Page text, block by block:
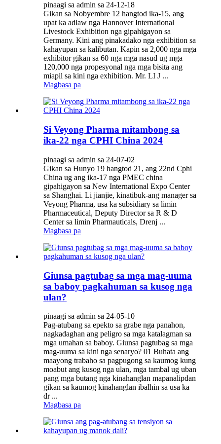
pinaagi sa admin sa 24-12-18
Gikan sa Nobyembre 12 hangtod ika-15, ang
upat ka adlaw nga Hannover International
Livestock Exhibition nga gipahigayon sa
Germany. Kini ang pinakadako nga exhibition sa
kahayupan sa kalibutan. Kapin sa 2,000 nga mga
exhibitor gikan sa 60 nga mga nasud ug mga
120,000 nga propesyonal nga mga bisita ang
miapil sa kini nga exhibition. Mr. LI J ...
Magbasa pa
Si Veyong Pharma mitambong sa
ika-22 nga CPHI China 2024
pinaagi sa admin sa 24-07-02
Gikan sa Hunyo 19 hangtod 21, ang 22nd Cphi
China ug ang ika-17 nga PMEC china
gipahigayon sa New International Expo Center
sa Shanghai. Li jianjie, kinatibuk-ang manager sa
Veyong Pharma, usa ka subsidiary sa limin
Pharmaceutical, Deputy Director sa R ​​& D
Center sa limin Pharmauticals, Drenj ...
Magbasa pa
Giunsa pagtubag sa mga mag-uuma
sa baboy pagkahuman sa kusog nga
ulan?
pinaagi sa admin sa 24-05-10
Pag-atubang sa epekto sa grabe nga panahon,
nagkadaghan ang peligro sa mga katalagman sa
mga umahan sa baboy. Giunsa pagtubag sa mga
mag-uuma sa kini nga senaryo? 01 Buhata ang
maayong trabaho sa pagpugong sa kaumog kung
moabut ang kusog nga ulan, mga tambal ug uban
pang mga butang nga kinahanglan mapanalipdan
gikan sa kaumog kinahanglan ibalhin sa usa ka
dr ...
Magbasa pa